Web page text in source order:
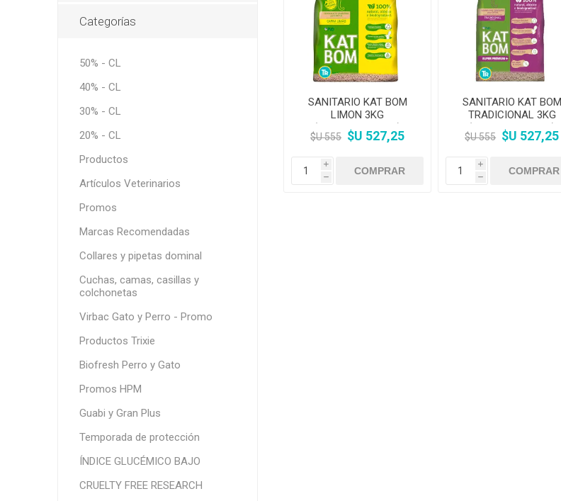
MV Holliday
Primocao
Biofresh
Three Dogs &
Three Cats
Kat Bom
Cachorreiros
Monello Bites
Dietas Veterinarias
Comedero y Bebedero
Chapitas identificatorias
Colchonetas
Snacks, Premios y Patés
Dietas Veterinarias
Transportadoras
Juguetes
Collares y Arneses
Rascadores
Chapitas Identificatorias
Camas y Cuchas
SANITARIO KAT BOM
LIMON 3KG
(BIODEGRADABLE)
$U 555 $U 527,25
i
h
SANITARIO KAT BOM
TRADICIONAL 3KG
(BIODEGRADABLE)
$U 555 $U 527,25
i
h
Categorías
50% - CL
40% - CL
30% - CL
20% - CL
Productos
Artículos Veterinarios
Promos
Marcas Recomendadas
Collares y pipetas dominal
Cuchas, camas, casillas y
colchonetas
Virbac Gato y Perro - Promo
Productos Trixie
Biofresh Perro y Gato
Promos HPM
Guabi y Gran Plus
Temporada de protección
ÍNDICE GLUCÉMICO BAJO
CRUELTY FREE RESEARCH